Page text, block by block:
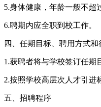
5.身体健康，年龄一般不超
6.聘期内应全职到校工作。
四、任期目标、聘用方式和
1.获聘者将与学校签订任期
2.按照学校高层次人才引进
五、招聘程序